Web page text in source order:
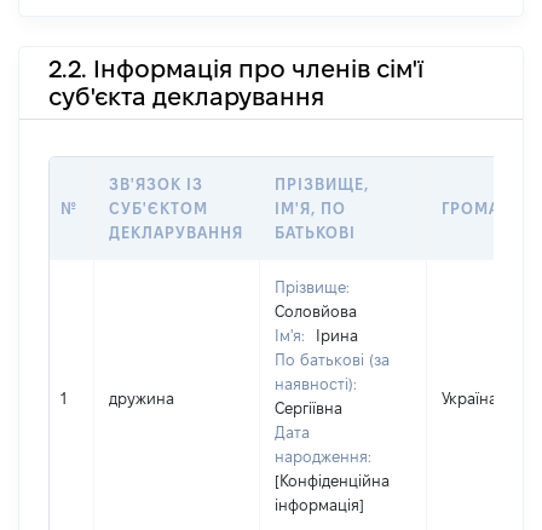
2.2. Інформація про членів сім'ї
суб'єкта декларування
№
ЗВ'ЯЗОК ІЗ
СУБ'ЄКТОМ
ДЕКЛАРУВАННЯ
ПРІЗВИЩЕ,
ІМ'Я, ПО
БАТЬКОВІ
1 дружина
Прізвище:
Соловйова
Ім'я:
Ірина
По батькові (за
наявності):
Сергіївна
Дата
народження:
[Конфіденційна
інформація]
Україна